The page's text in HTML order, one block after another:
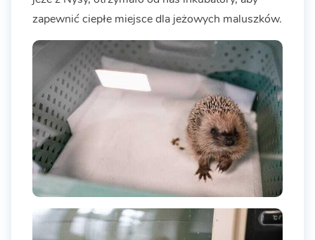
zapewnić ciepłe miejsce dla jeżowych maluszków.